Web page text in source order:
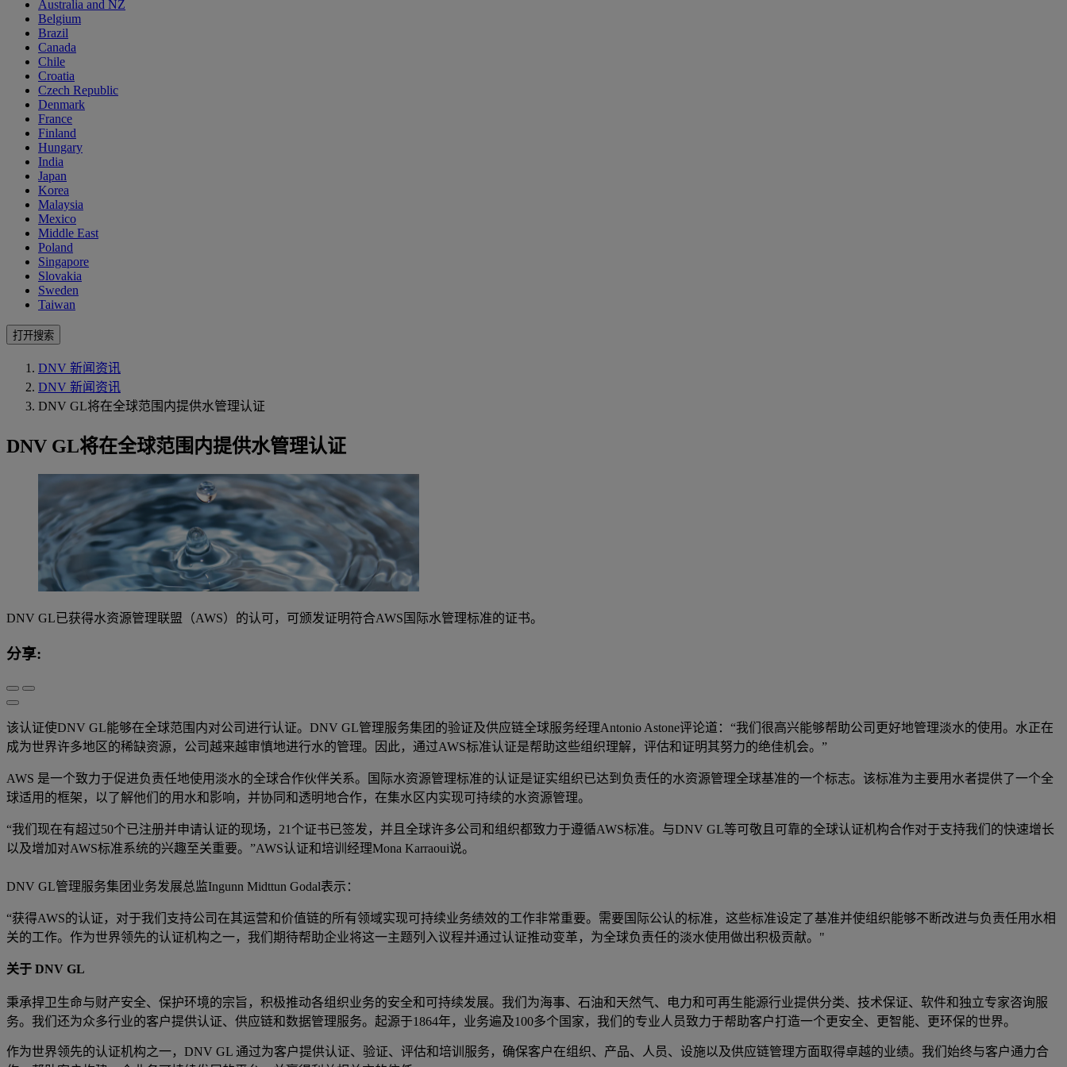
Australia and NZ
Belgium
Brazil
Canada
Chile
Croatia
Czech Republic
Denmark
France
Finland
Hungary
India
Japan
Korea
Malaysia
Mexico
Middle East
Poland
Singapore
Slovakia
Sweden
Taiwan
打开搜索
DNV 新闻资讯
DNV 新闻资讯
DNV GL将在全球范围内提供水管理认证
DNV GL将在全球范围内提供水管理认证
DNV GL已获得水资源管理联盟（AWS）的认可，可颁发证明符合AWS国际水管理标准的证书。
分享:
该认证使DNV GL能够在全球范围内对公司进行认证。DNV GL管理服务集团的验证及供应链全球服务经理Antonio Astone评论道：“我们很高兴能够帮助公司更好地管理淡水的使用。水正在
成为世界许多地区的稀缺资源，公司越来越审慎地进行水的管理。因此，通过AWS标准认证是帮助这些组织理解，评估和证明其努力的绝佳机会。”
AWS 是一个致力于促进负责任地使用淡水的全球合作伙伴关系。国际水资源管理标准的认证是证实组织已达到负责任的水资源管理全球基准的一个标志。该标准为主要用水者提供了一个全
球适用的框架，以了解他们的用水和影响，并协同和透明地合作，在集水区内实现可持续的水资源管理。
“我们现在有超过50个已注册并申请认证的现场，21个证书已签发，并且全球许多公司和组织都致力于遵循AWS标准。与DNV GL等可敬且可靠的全球认证机构合作对于支持我们的快速增长
以及增加对AWS标准系统的兴趣至关重要。”AWS认证和培训经理Mona Karraoui说。
DNV GL管理服务集团业务发展总监Ingunn Midttun Godal表示：
“获得AWS的认证，对于我们支持公司在其运营和价值链的所有领域实现可持续业务绩效的工作非常重要。需要国际公认的标准，这些标准设定了基准并使组织能够不断改进与负责任用水相
关的工作。作为世界领先的认证机构之一，我们期待帮助企业将这一主题列入议程并通过认证推动变革，为全球负责任的淡水使用做出积极贡献。"
关于 DNV GL
秉承捍卫生命与财产安全、保护环境的宗旨，积极推动各组织业务的安全和可持续发展。我们为海事、石油和天然气、电力和可再生能源行业提供分类、技术保证、软件和独立专家咨询服
务。我们还为众多行业的客户提供认证、供应链和数据管理服务。起源于1864年，业务遍及100多个国家，我们的专业人员致力于帮助客户打造一个更安全、更智能、更环保的世界。
作为世界领先的认证机构之一，DNV GL 通过为客户提供认证、验证、评估和培训服务，确保客户在组织、产品、人员、设施以及供应链管理方面取得卓越的业绩。我们始终与客户通力合